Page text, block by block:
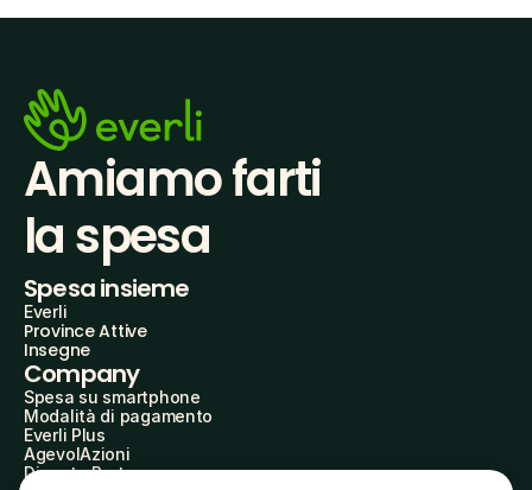
Amiamo farti
la spesa
Spesa insieme
Everli
Province Attive
Insegne
Company
Spesa su smartphone
Modalità di pagamento
Everli Plus
AgevolAzioni
Diventa Partner